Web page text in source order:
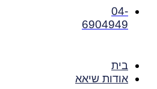
04-
6904949
בית
אודות שיאא